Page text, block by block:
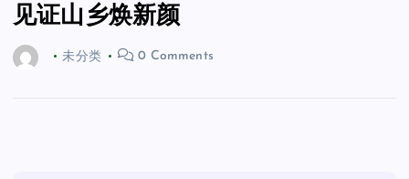
见证山乡焕新颜
未分类 0 Comments